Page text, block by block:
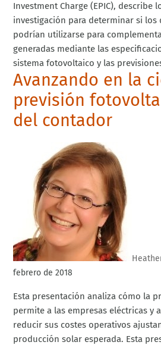
Investment Charge (EPIC), describe
investigación para determinar si
podrían utilizarse para
generadas mediante las
sistema fotovoltaico y las
Avanzando en la
previsión
del contador
febrero de 2018
Esta presentación analiza cómo la
permite a las empresas eléctricas y
reducir sus costes operativos
producción solar esperada. Esta